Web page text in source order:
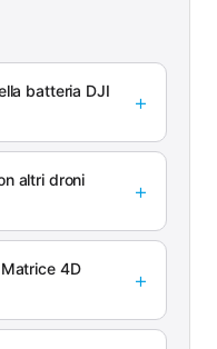
batteria DJI
altri droni
4D